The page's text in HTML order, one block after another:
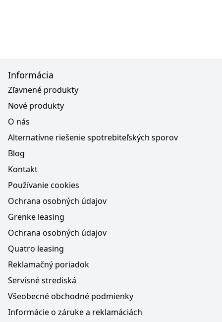
Informácia
Zľavnené produkty
Nové produkty
O nás
Alternatívne riešenie spotrebiteľských sporov
Blog
Kontakt
Používanie cookies
Ochrana osobných údajov
Grenke leasing
Ochrana osobných údajov
Quatro leasing
Reklamačný poriadok
Servisné strediská
Všeobecné obchodné podmienky
Informácie o záruke a reklamáciách